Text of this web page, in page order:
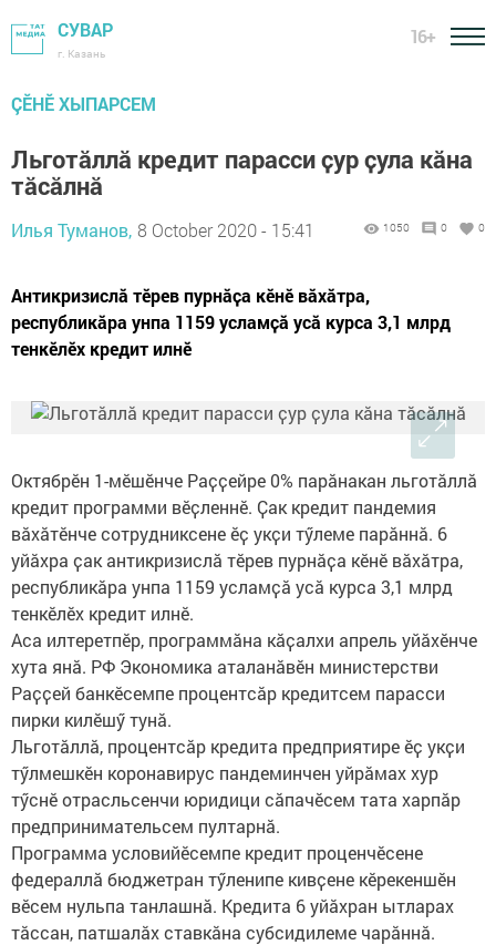
СУВАР
г. Казань
16+
ÇӖНӖ ХЫПАРСЕМ
Льготӑллӑ кредит парасси ҫур ҫула кӑна
тӑсӑлнӑ
Илья Туманов, 8 October 2020 - 15:41 1050 0 0
Антикризислӑ тӗрев пурнӑҫа кӗнӗ вӑхӑтра,
республикӑра унпа 1159 усламҫӑ усӑ курса 3,1 млрд
тенкӗлӗх кредит илнӗ
Октябрӗн 1-мӗшӗнче Раҫҫейре 0% парӑнакан льготӑллӑ
кредит программи вӗҫленнӗ. Ҫак кредит пандемия
вӑхӑтӗнче сотрудниксене ӗҫ укҫи тӳлеме парӑннӑ. 6
уйӑхра ҫак антикризислӑ тӗрев пурнӑҫа кӗнӗ вӑхӑтра,
республикӑра унпа 1159 усламҫӑ усӑ курса 3,1 млрд
тенкӗлӗх кредит илнӗ.
Аса илтеретпӗр, программӑна кӑҫалхи апрель уйӑхӗнче
хута янӑ. РФ Экономика аталанӑвӗн министерстви
Раҫҫей банкӗсемпе процентсӑр кредитсем парасси
пирки килӗшӳ тунӑ.
Льготӑллӑ, процентсӑр кредита предприятире ӗҫ укҫи
тӳлмешкӗн коронавирус пандеминчен уйрӑмах хур
тӳснӗ отрасльсенчи юридици сӑпачӗсем тата харпӑр
предпринимательсем пултарнӑ.
Программа условийӗсемпе кредит проценчӗсене
федераллӑ бюджетран тӳленипе кивҫене кӗрекеншӗн
вӗсем нульпа танлашнӑ. Кредита 6 уйӑхран ытларах
тӑссан, патшалӑх ставкӑна субсидилеме чарӑннӑ.